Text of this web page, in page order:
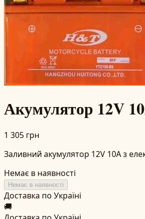
Акумулятор 12V
1 305 грн
Заливний акумулятор 12V 10А з
Немає в наявності
Немає в наявності
Доставка по Україні
🚚